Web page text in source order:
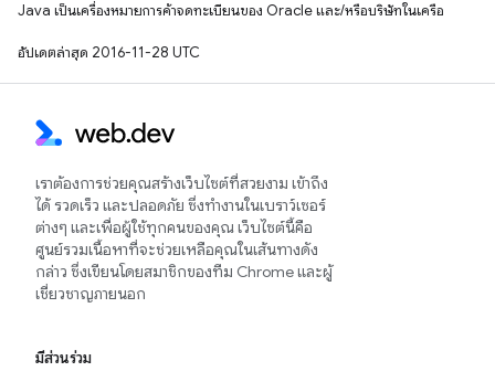
Java เป็นเครื่องหมายการค้าจดทะเบียนของ Oracle และ/หรือบริษัทในเครือ
อัปเดตล่าสุด 2016-11-28 UTC
เราต้องการช่วยคุณสร้างเว็บไซต์ที่สวยงาม เข้าถึง
ได้ รวดเร็ว และปลอดภัย ซึ่งทำงานในเบราว์เซอร์
ต่างๆ และเพื่อผู้ใช้ทุกคนของคุณ เว็บไซต์นี้คือ
ศูนย์รวมเนื้อหาที่จะช่วยเหลือคุณในเส้นทางดัง
กล่าว ซึ่งเขียนโดยสมาชิกของทีม Chrome และผู้
เชี่ยวชาญภายนอก
มีส่วนร่วม